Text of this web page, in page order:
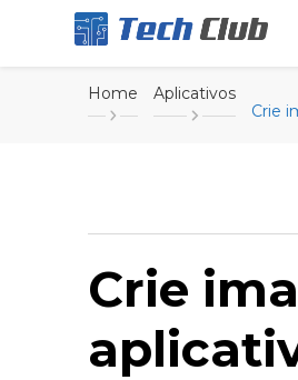
Canal Tech
Home
Aplicativos
Crie
Crie